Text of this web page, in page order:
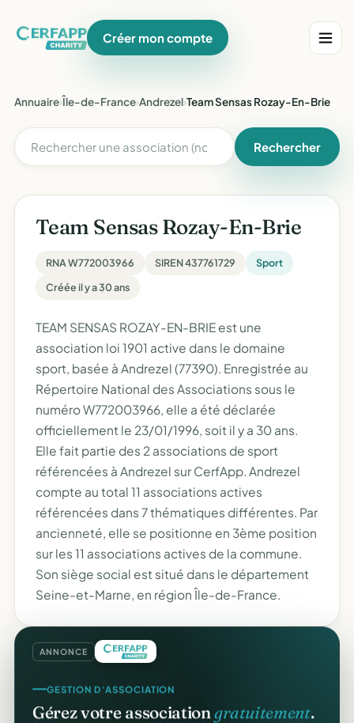
Créer mon compte
Annuaire›Île-de-France›Andrezel›Team Sensas Rozay-En-Brie
Rechercher
Team Sensas Rozay-En-Brie
RNA W772003966 SIREN 437761729
Sport
Créée il y a 30 ans
TEAM SENSAS ROZAY-EN-BRIE est une
association loi 1901 active dans le domaine
sport, basée à Andrezel (77390). Enregistrée au
Répertoire National des Associations sous le
numéro W772003966, elle a été déclarée
officiellement le 23/01/1996, soit il y a 30 ans.
Elle fait partie des 2 associations de sport
référencées à Andrezel sur CerfApp. Andrezel
compte au total 11 associations actives
référencées dans 7 thématiques différentes. Par
ancienneté, elle se positionne en 3ème position
sur les 11 associations actives de la commune.
Son siège social est situé dans le département
Seine-et-Marne, en région Île-de-France.
ANNONCE
GESTION D'ASSOCIATION
Gérez votre associationgratuitement.